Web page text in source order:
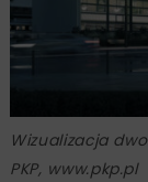
Wizualizacja
PKP, www.pkp.pl